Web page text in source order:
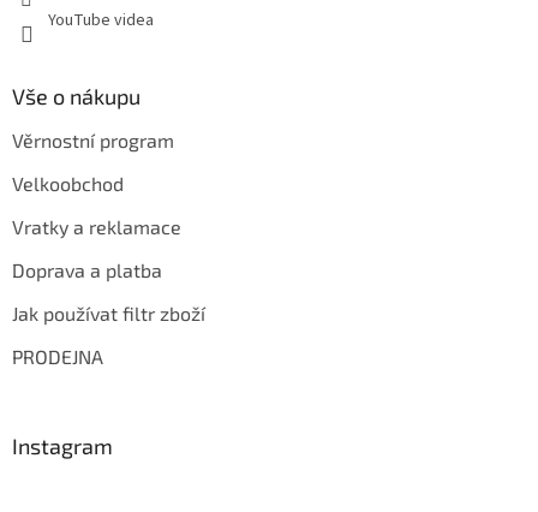
YouTube videa
Vše o nákupu
Věrnostní program
Velkoobchod
Vratky a reklamace
Doprava a platba
Jak používat filtr zboží
PRODEJNA
Instagram